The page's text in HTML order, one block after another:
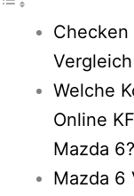
Checken
Welche
Online
Mazda 6?
Mazda 6